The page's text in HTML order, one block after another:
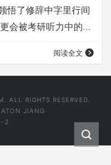
悟了修辞中字里行间
会被考研听力中的经
听力中出现的修辞手
其根本，从而顺利、
asked your
阅读全文
ALL RIGHTS RESERVED.
JIANG
-2